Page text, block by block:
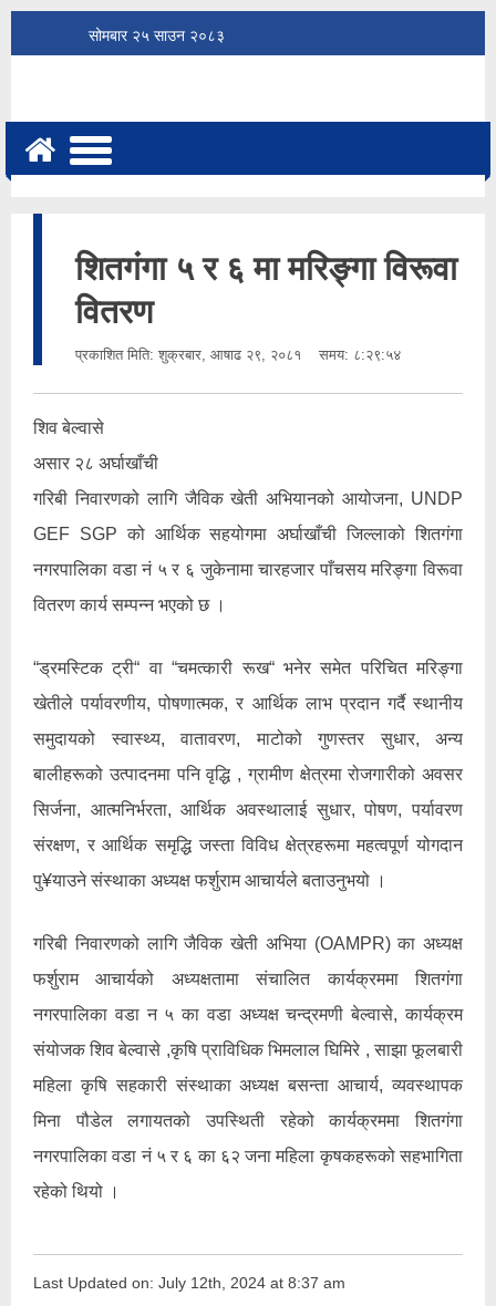
सोमबार २५ साउन २०८३
शितगंगा ५ र ६ मा मरिङ्गा विरूवा
वितरण
प्रकाशित मिति: शुक्रबार, आषाढ २९, २०८१ समय: ८:२९:५४
शिव बेल्वासे
असार २८ अर्घाखाँची
गरिबी निवारणको लागि जैविक खेती अभियानको आयोजना, UNDP
GEF SGP को आर्थिक सहयोगमा अर्घाखाँची जिल्लाको शितगंगा
नगरपालिका वडा नं ५ र ६ जुकेनामा चारहजार पाँचसय मरिङ्गा विरूवा
वितरण कार्य सम्पन्न भएको छ ।
“ड्रमस्टिक ट्री“ वा “चमत्कारी रूख“ भनेर समेत परिचित मरिङ्गा
खेतीले पर्यावरणीय, पोषणात्मक, र आर्थिक लाभ प्रदान गर्दै स्थानीय
समुदायको स्वास्थ्य, वातावरण, माटोको गुणस्तर सुधार, अन्य
बालीहरूको उत्पादनमा पनि वृद्धि , ग्रामीण क्षेत्रमा रोजगारीको अवसर
सिर्जना, आत्मनिर्भरता, आर्थिक अवस्थालाई सुधार, पोषण, पर्यावरण
संरक्षण, र आर्थिक समृद्धि जस्ता विविध क्षेत्रहरूमा महत्वपूर्ण योगदान
पु¥याउने संस्थाका अध्यक्ष फर्शुराम आचार्यले बताउनुभयो ।
गरिबी निवारणको लागि जैविक खेती अभिया (OAMPR) का अध्यक्ष
फर्शुराम आचार्यको अध्यक्षतामा संचालित कार्यक्रममा शितगंगा
नगरपालिका वडा न ५ का वडा अध्यक्ष चन्द्रमणी बेल्वासे, कार्यक्रम
संयोजक शिव बेल्वासे ,कृषि प्राविधिक भिमलाल घिमिरे , साझा फूलबारी
महिला कृषि सहकारी संस्थाका अध्यक्ष बसन्ता आचार्य, व्यवस्थापक
मिना पौडेल लगायतको उपस्थिती रहेको कार्यक्रममा शितगंगा
नगरपालिका वडा नं ५ र ६ का ६२ जना महिला कृषकहरूको सहभागिता
रहेको थियो ।
Last Updated on: July 12th, 2024 at 8:37 am